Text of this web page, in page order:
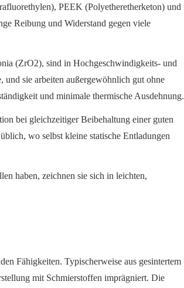
PEEK (Polyetheretherketon) und
Reibung und Widerstand gegen viele
(ZrO2), sind in Hochgeschwindigkeits- und
sie arbeiten außergewöhnlich gut ohne
und minimale thermische Ausdehnung.
bei gleichzeitiger Beibehaltung einer guten
wo selbst kleine statische Entladungen
haben, zeichnen sie sich in leichten,
Fähigkeiten. Typischerweise aus gesintertem
mit Schmierstoffen imprägniert. Die